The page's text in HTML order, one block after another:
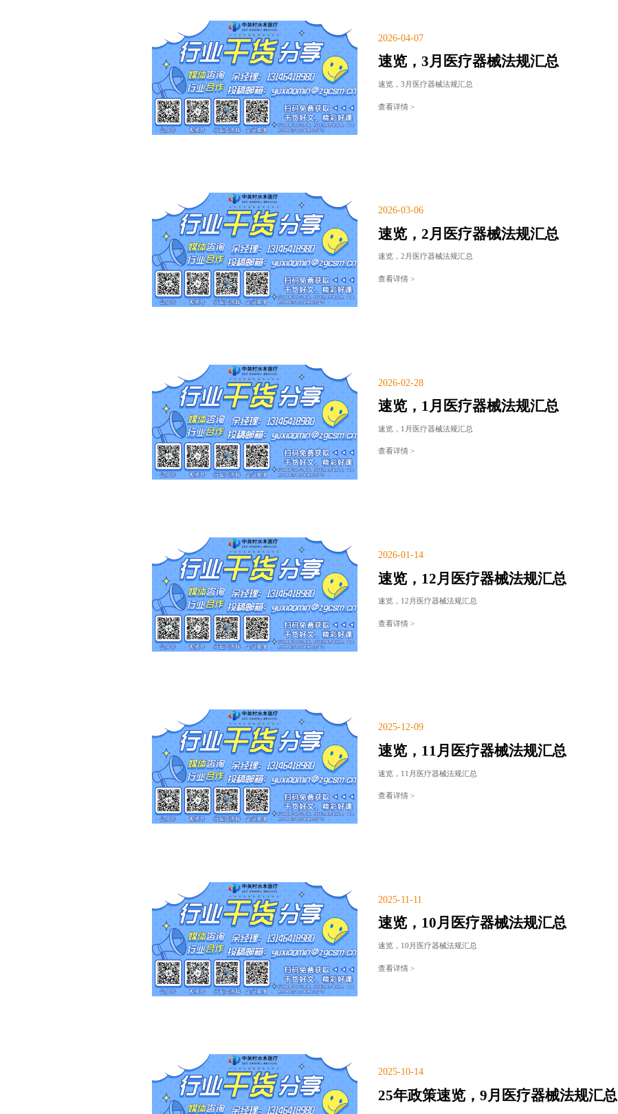
2026-04-07
速览，3月医疗器械法规汇总
速览，3月医疗器械法规汇总
查看详情 >
2026-03-06
速览，2月医疗器械法规汇总
速览，2月医疗器械法规汇总
查看详情 >
2026-02-28
速览，1月医疗器械法规汇总
速览，1月医疗器械法规汇总
查看详情 >
2026-01-14
速览，12月医疗器械法规汇总
速览，12月医疗器械法规汇总
查看详情 >
2025-12-09
速览，11月医疗器械法规汇总
速览，11月医疗器械法规汇总
查看详情 >
2025-11-11
速览，10月医疗器械法规汇总
速览，10月医疗器械法规汇总
查看详情 >
2025-10-14
25年政策速览，9月医疗器械法规汇总